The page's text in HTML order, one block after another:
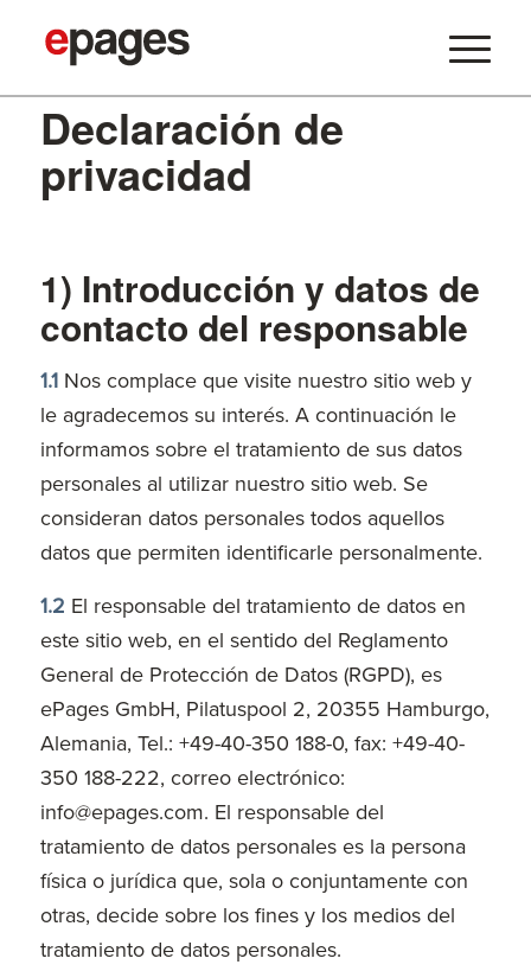
Declaración de
privacidad
1) Introducción y datos de
contacto del responsable
1.1Nos complace que visite nuestro sitio web y
le agradecemos su interés. A continuación le
informamos sobre el tratamiento de sus datos
personales al utilizar nuestro sitio web. Se
consideran datos personales todos aquellos
datos que permiten identificarle personalmente.
1.2 El responsable del tratamiento de datos en
este sitio web, en el sentido del Reglamento
General de Protección de Datos (RGPD), es
ePages GmbH, Pilatuspool 2, 20355 Hamburgo,
Alemania, Tel.: +49-40-350 188-0, fax: +49-40-
350 188-222, correo electrónico:
info@epages.com. El responsable del
tratamiento de datos personales es la persona
física o jurídica que, sola o conjuntamente con
otras, decide sobre los fines y los medios del
tratamiento de datos personales.